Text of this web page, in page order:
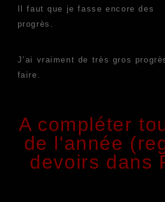
Il faut que je fasse encore des
progrès.
J’ai vraiment de très gros
faire.
A compléter
de l'année
devoirs dans